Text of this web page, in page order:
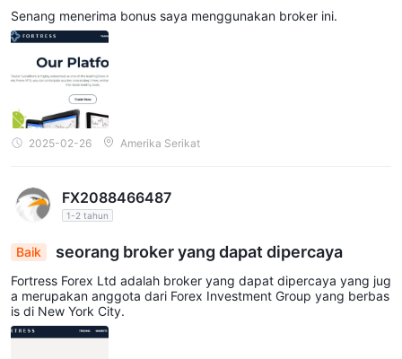
Senang menerima bonus saya menggunakan broker ini.
2025-02-26 Amerika Serikat
FX2088466487
1-2 tahun
Baik seorang broker yang dapat dipercaya
Fortress Forex Ltd adalah broker yang dapat dipercaya yang jug
a merupakan anggota dari Forex Investment Group yang berbas
is di New York City.